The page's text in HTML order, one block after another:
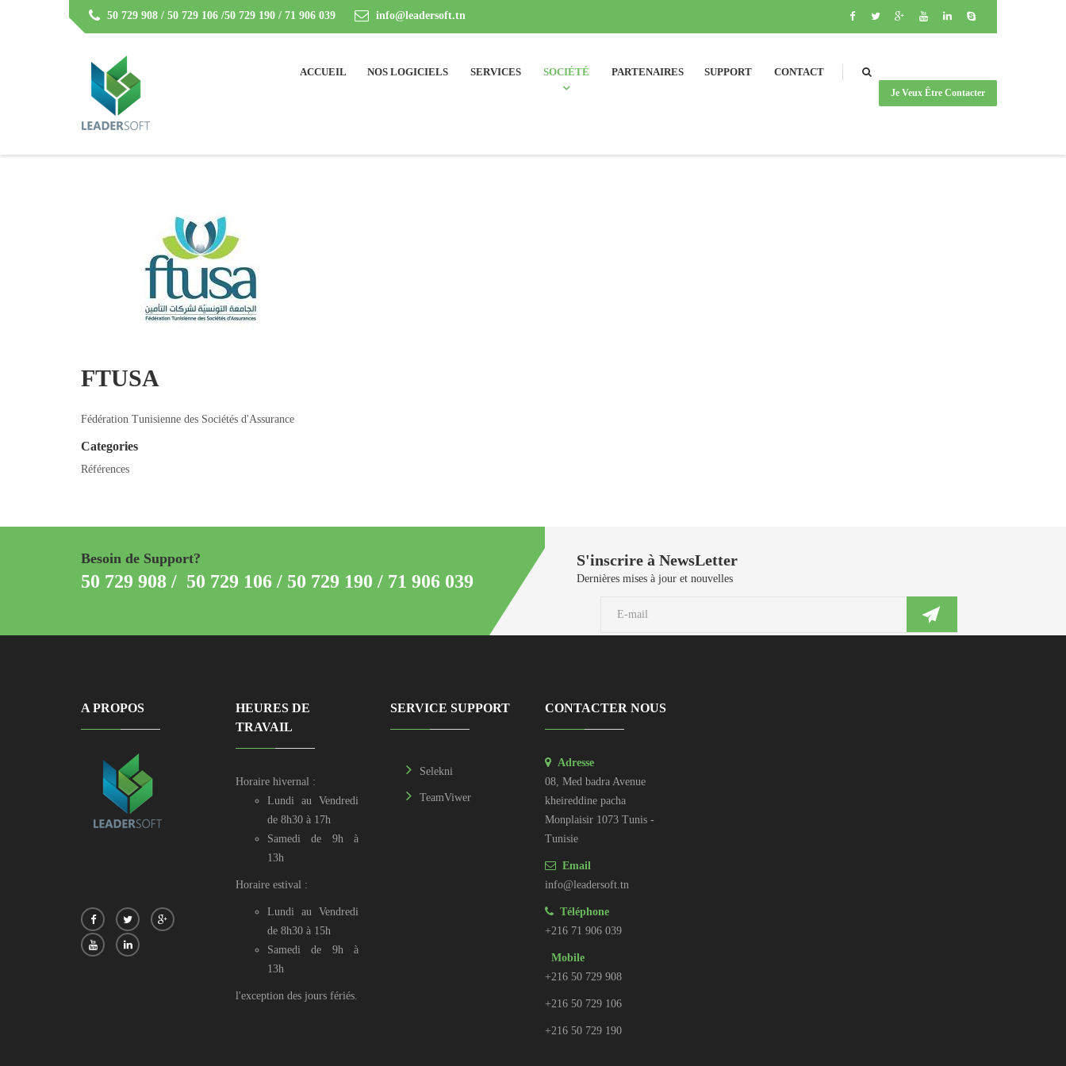
50 729 908 / 50 729 106 /50 729 190 / 71 906 039 info@leadersoft.tn
ACCUEIL NOS LOGICIELS SERVICES SOCIÉTÉ PARTENAIRES SUPPORT CONTACT
SEARCH
Je Veux Être Contacter
FTUSA
Fédération Tunisienne des Sociétés d'Assurance
Categories
Références
Besoin de Support?
50 729 908 / 50 729 106 / 50 729 190 / 71 906 039
S'inscrire à NewsLetter
Dernières mises à jour et nouvelles
A PROPOS
HEURES DE
TRAVAIL
Horaire hivernal :
Lundi au Vendredi
de 8h30 à 17h
Samedi de 9h à
13h
Horaire estival :
Lundi au Vendredi
de 8h30 à 15h
Samedi de 9h à
13h
l'exception des jours fériés.
SERVICE SUPPORT
Selekni
TeamViwer
CONTACTER NOUS
Adresse
08, Med badra Avenue
kheireddine pacha
Monplaisir 1073 Tunis -
Tunisie
Email
info@leadersoft.tn
Téléphone
+216 71 906 039
Mobile
+216 50 729 908
+216 50 729 106
+216 50 729 190